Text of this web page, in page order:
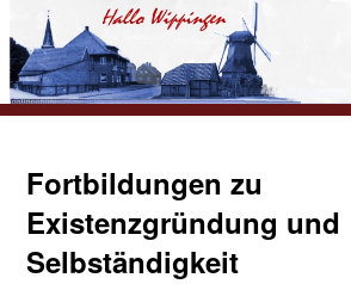
Fortbildungen zu
Existenzgründung und
Selbständigkeit